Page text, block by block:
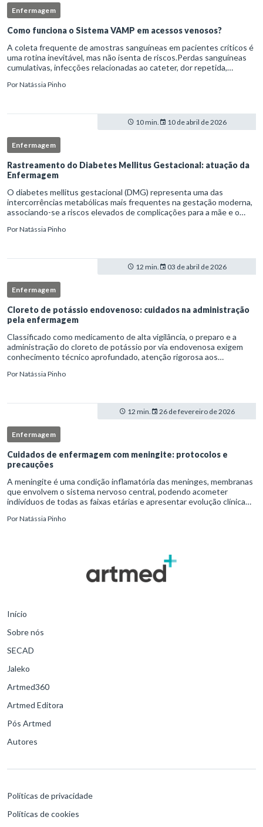
Enfermagem
Como funciona o Sistema VAMP em acessos venosos?
A coleta frequente de amostras sanguíneas em pacientes críticos é
uma rotina inevitável, mas não isenta de riscos.Perdas sanguíneas
cumulativas, infecções relacionadas ao cateter, dor repetida,
PorNatássia Pinho
10 min. 10 de abril de 2026
Enfermagem
Rastreamento do Diabetes Mellitus Gestacional: atuação da
Enfermagem
O diabetes mellitus gestacional (DMG) representa uma das
intercorrências metabólicas mais frequentes na gestação moderna,
associando-se a riscos elevados de complicações para a mãe e o
enferm
PorNatássia Pinho
12 min. 03 de abril de 2026
Enfermagem
Cloreto de potássio endovenoso: cuidados na administração
pela enfermagem
Classificado como medicamento de alta vigilância, o preparo e a
administração do cloreto de potássio por via endovenosa exigem
conhecimento técnico aprofundado, atenção rigorosa aos
enfermag
PorNatássia Pinho
12 min. 26 de fevereiro de 2026
Enfermagem
Cuidados de enfermagem com meningite: protocolos e
precauções
A meningite é uma condição inflamatória das meninges, membranas
que envolvem o sistema nervoso central, podendo acometer
indivíduos de todas as faixas etárias e apresentar evolução clínica
PorNatássia Pinho
Início
Sobre nós
SECAD
Jaleko
Artmed360
Artmed Editora
Pós Artmed
Autores
Políticas de privacidade
Políticas de cookies